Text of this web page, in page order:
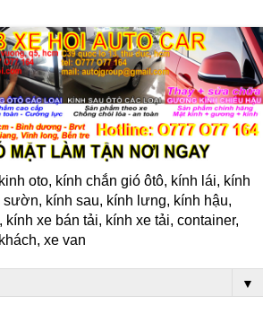
oto, kính chắn gió ôtô, kính lái, kính
kính sau, kính lưng, kính hậu,
kính xe bán tải, kính xe tải, container,
xe van
▼